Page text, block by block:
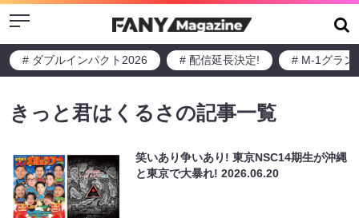
Menu
# ダブルインパクト2026 # 配信延長決定! # M-1グラン
きっと君はくるさの記事一覧
笑いあり争いあり! 東京NSC14期生が沖縄
と東京で大暴れ!2026.06.20